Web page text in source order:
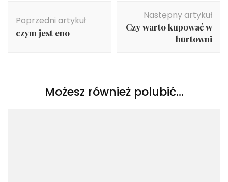
wpisu
Poprzedni artykuł
czym jest eno
Następny artykuł
Czy warto kupować w
hurtowni
Możesz również polubić…